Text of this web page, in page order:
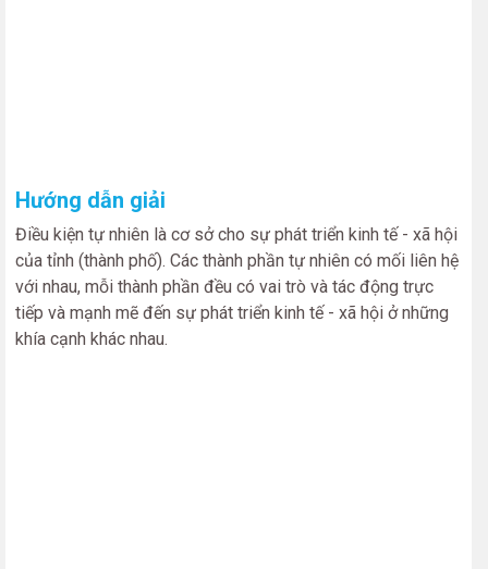
Hướng dẫn giải
Điều kiện tự nhiên là cơ sở cho sự phát triển kinh tế - xã hội
của tỉnh (thành phố). Các thành phần tự nhiên có mối liên hệ
với nhau, mỗi thành phần đều có vai trò và tác động trực
tiếp và mạnh mẽ đến sự phát triển kinh tế - xã hội ở những
khía cạnh khác nhau.